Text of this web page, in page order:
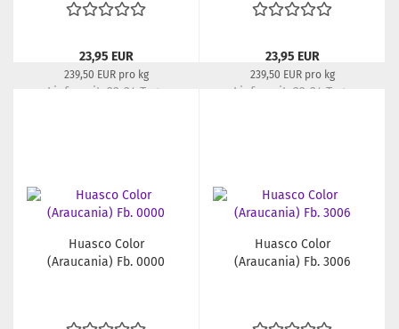
23,95 EUR
239,50 EUR pro kg
Lieferzeit: 22-24 Tage
23,95 EUR
239,50 EUR pro kg
Lieferzeit: 22-24 Tage
Huasco Color
(Araucania) Fb. 0000
Huasco Color
(Araucania) Fb. 3006